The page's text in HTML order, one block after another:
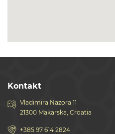
Kontakt
Vladimira Nazora 11
21300 Makarska, Croatia
+385 97 614 2824